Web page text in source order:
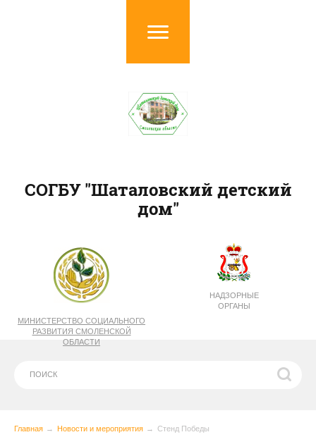
МИНИСТЕРСТВО СОЦИАЛЬНОГО
РАЗВИТИЯ СМОЛЕНСКОЙ
ОБЛАСТИ
НАДЗОРНЫЕ
ОРГАНЫ
СОГБУ "Шаталовский детский
дом"
Главная Новости и мероприятия Стенд Победы